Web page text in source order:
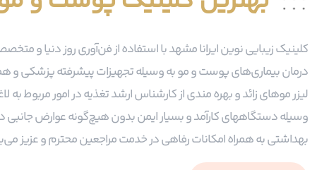
کلینیک زیبایی نوین ایرانا مشهد با استفاده از فن‌آوری روز دنیا و
درمان بیماری‌های پوست و مو به وسیله تجهیزات پیشرفته پزشکی و
لیزر موهای زائد و بهره مندی از کارشناس ارشد تغذیه در امور مربوط به
وسیله دستگاه‍های کارآمد و بسیار ایمن بدون هیچ‌گونه عوارض
بهداشتی به همراه امکانات رفاهی در خدمت مراجعین محترم و عزیز